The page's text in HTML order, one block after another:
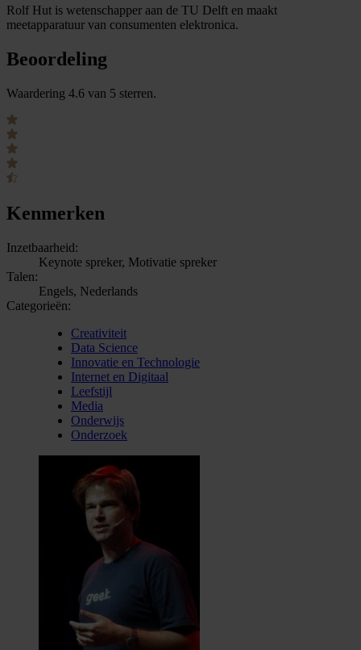
Rolf Hut is wetenschapper aan de TU Delft en maakt
meetapparatuur van consumenten elektronica.
Beoordeling
Waardering 4.6 van 5 sterren.
Kenmerken
Inzetbaarheid:
Keynote spreker, Motivatie spreker
Talen:
Engels, Nederlands
Categorieën:
Creativiteit
Data Science
Innovatie en Technologie
Internet en Digitaal
Leefstijl
Media
Onderwijs
Onderzoek